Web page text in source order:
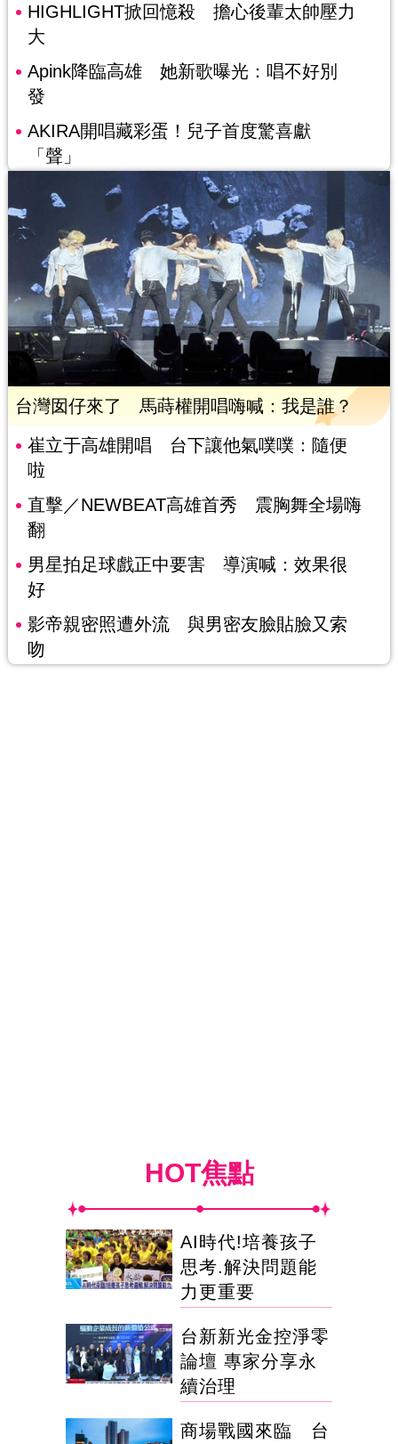
HIGHLIGHT掀回憶殺 擔心後輩太帥壓力
大
Apink降臨高雄 她新歌曝光：唱不好別
發
AKIRA開唱藏彩蛋！兒子首度驚喜獻
「聲」
台灣囡仔來了 馬蒔權開唱嗨喊：我是誰？
崔立于高雄開唱 台下讓他氣噗噗：隨便
啦
直擊／NEWBEAT高雄首秀 震胸舞全場嗨
翻
男星拍足球戲正中要害 導演喊：效果很
好
影帝親密照遭外流 與男密友臉貼臉又索
吻
HOT焦點
AI時代!培養孩子
思考.解決問題能
力更重要
台新新光金控淨零
論壇 專家分享永
續治理
商場戰國來臨 台